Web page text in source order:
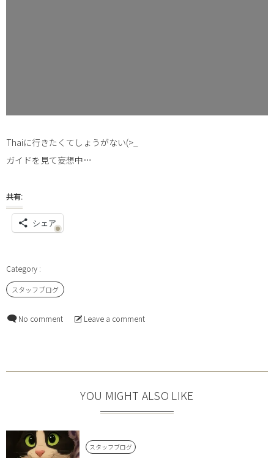
Thaiに行きたくてしょうがない(>_
ガイドを見て妄想中…
共有:
シェア
スタッフブログ
No comment Leave a comment
YOU MIGHT ALSO LIKE
スタッフブログ